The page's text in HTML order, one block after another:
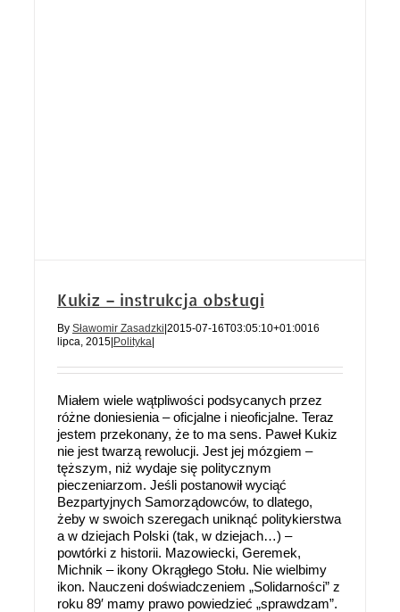
Kukiz – instrukcja obsługi
By Sławomir Zasadzki 2015-07-16T03:05:10+01:0016
lipca, 2015 Polityka
Miałem wiele wątpliwości podsycanych przez
różne doniesienia – oficjalne i nieoficjalne. Teraz
jestem przekonany, że to ma sens. Paweł Kukiz
nie jest twarzą rewolucji. Jest jej mózgiem –
tęższym, niż wydaje się politycznym
pieczeniarzom. Jeśli postanowił wyciąć
Bezpartyjnych Samorządowców, to dlatego,
żeby w swoich szeregach uniknąć politykierstwa
a w dziejach Polski (tak, w dziejach…) –
powtórki z historii. Mazowiecki, Geremek,
Michnik – ikony Okrągłego Stołu. Nie wielbimy
ikon. Nauczeni doświadczeniem „Solidarności” z
roku 89′ mamy prawo powiedzieć „sprawdzam”.